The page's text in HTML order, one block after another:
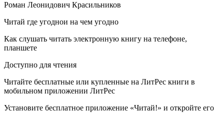
Роман Леонидович Красильников
Читай где угоднои на чем угодно
Как слушать читать электронную книгу на телефоне,
планшете
Доступно для чтения
Читайте бесплатные или купленные на ЛитРес книги в
мобильном приложении ЛитРес
Установите бесплатное приложение «Читай!» и откройте его